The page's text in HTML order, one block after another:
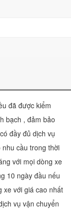
đã được kiểm
bạch , đảm bảo
đầy đủ dịch vụ
cầu trong thời
với mọi dòng xe
10 ngày đầu nếu
xe với giá cao nhất
vụ vận chuyển